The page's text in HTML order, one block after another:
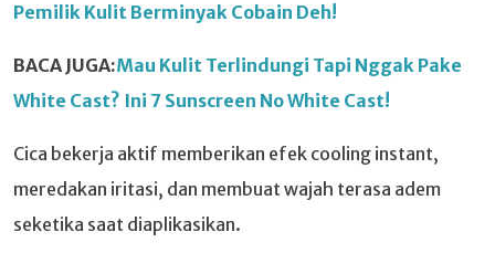
Pemilik Kulit Berminyak Cobain Deh!
BACA JUGA:Mau Kulit Terlindungi Tapi Nggak Pake
White Cast? Ini 7 Sunscreen No White Cast!
Cica bekerja aktif memberikan efek cooling instant,
meredakan iritasi, dan membuat wajah terasa adem
seketika saat diaplikasikan.